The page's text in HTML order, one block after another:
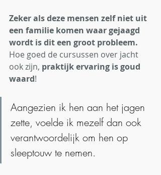
Zeker als deze mensen zelf niet uit
een familie komen waar gejaagd
wordt is dit een groot probleem.
Hoe goed de cursussen over jacht
ook zijn, praktijk ervaring is goud
waard!
Aangezien ik hen aan het jagen
zette, voelde ik mezelf dan ook
verantwoordelijk om hen op
sleeptouw te nemen.